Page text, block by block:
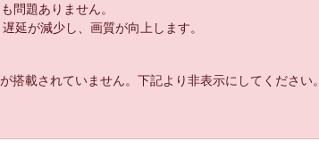
問題ありません。
延が減少し、画質が向上します。
載されていません。下記より非表示にしてください。